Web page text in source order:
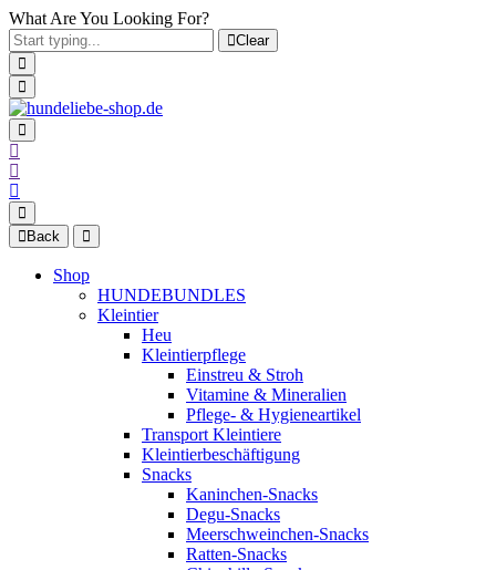
What Are You Looking For?
Clear
Back
Shop
HUNDEBUNDLES
Kleintier
Heu
Kleintierpflege
Einstreu & Stroh
Vitamine & Mineralien
Pflege- & Hygieneartikel
Transport Kleintiere
Kleintierbeschäftigung
Snacks
Kaninchen-Snacks
Degu-Snacks
Meerschweinchen-Snacks
Ratten-Snacks